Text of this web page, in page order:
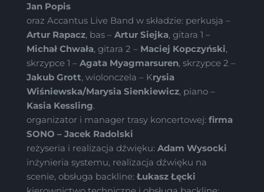
Jan Popis
oraz Accantus Live Band w składzie: perkusja –
Artur Rapacz, bas – Artur Siejka, gitara 1 –
Michał Chwała, gitara 2 – Maciej Kopczyński,
skrzypce 1 – Agata Myagmarsuren, skrzypce 2 –
Jakub Grott, wiolonczela – Krysia
Wiśniewska/Marysia Sienkiewicz, piano –
Kasia Kessling.
organizator i manager trasy koncertowej: firma
SONO – Jacek Radolski
reżyseria i realizacja dźwięku: Adam Wysocki
inżynieria systemu, realizacja dźwięku na
scenie, obsługa backline: Łukasz Łęcki